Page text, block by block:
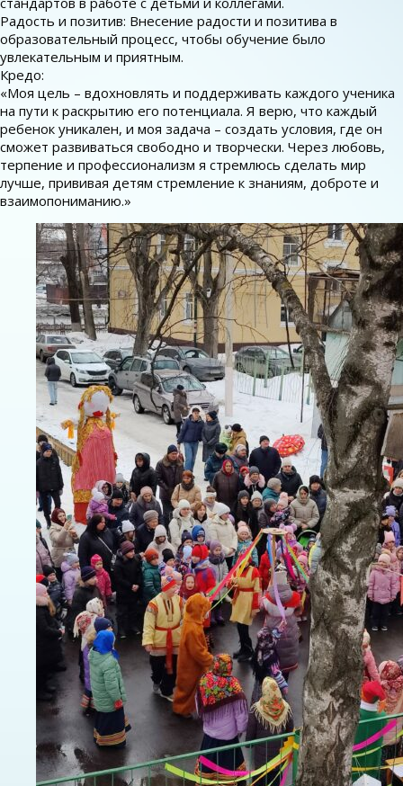
Радость и позитив: Внесение радости и позитива в
образовательный процесс, чтобы обучение было
увлекательным и приятным.
Кредо:
«Моя цель – вдохновлять и поддерживать каждого ученика
на пути к раскрытию его потенциала. Я верю, что каждый
ребенок уникален, и моя задача – создать условия, где он
сможет развиваться свободно и творчески. Через любовь,
терпение и профессионализм я стремлюсь сделать мир
лучше, прививая детям стремление к знаниям, доброте и
взаимопониманию.»